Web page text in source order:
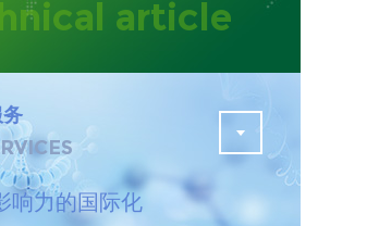
固废处理工程
更多
article
响力的国际化